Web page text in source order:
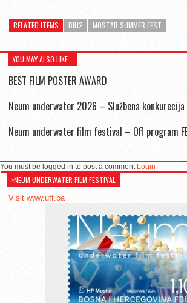
RELATED ITEMS BIH2 MOSTAR SUMMER FEST
YOU MAY ALSO LIKE...
BEST FILM POSTER AWARD
Neum underwater 2026 – Službena konkurecija
Neum underwater film festival – Off program
You must be logged in to post a comment Login
>NEUM UNDERWATER FILM FESTIVAL
Visit www.uff.ba